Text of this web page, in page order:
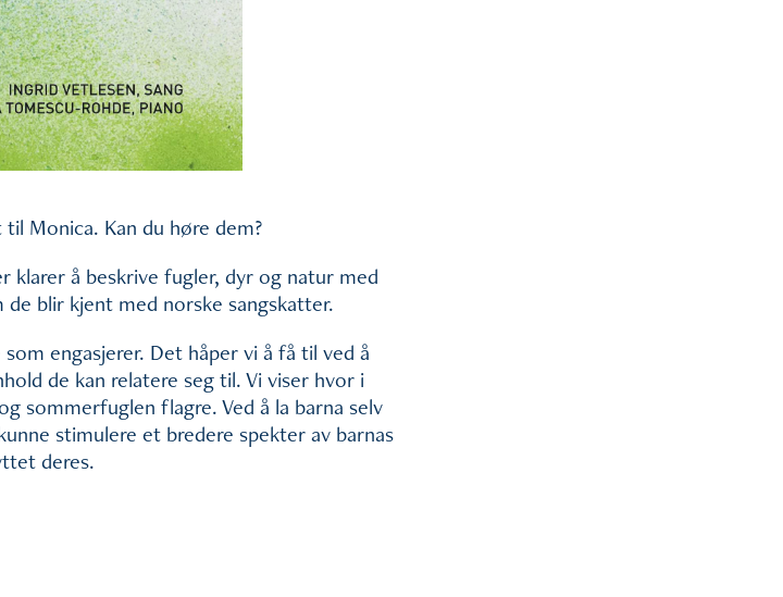
Monica. Kan du høre dem?
klarer å beskrive fugler, dyr og natur med
blir kjent med norske sangskatter.
engasjerer. Det håper vi å få til ved å
de kan relatere seg til. Vi viser hvor i
sommerfuglen flagre. Ved å la barna selv
stimulere et bredere spekter av barnas
deres.